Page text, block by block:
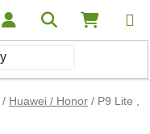
Hľadať
/ Huawei / Honor / P9 Lite ,